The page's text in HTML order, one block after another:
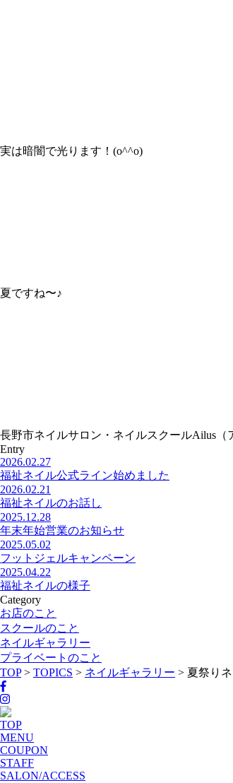
実は暗闇で光ります！(o^^o)
夏ですね〜♪
長野市ネイルサロン・ネイルスクールAilus（
Entry
2026.02.27
福祉ネイル公式ライン始めました
2026.02.21
福祉ネイルのお話し
2025.12.28
年末年始営業のお知らせ
2025.05.02
フットジェルキャンペーン
2025.04.22
福祉ネイルの様子
Category
お店のこと
スクールのこと
ネイルギャラリー
プライベートのこと
TOP> TOPICS > ネイルギャラリー > 夏祭り
TOP
MENU
COUPON
STAFF
SALON/ACCESS